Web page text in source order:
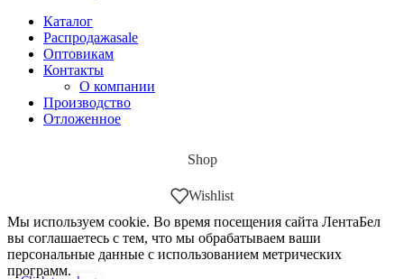
Каталог
Распродажаsale
Оптовикам
Контакты
О компании
Производство
Отложенное
Shop
Wishlist
Мы используем cookie. Во время посещения сайта ЛентаБел
вы соглашаетесь с тем, что мы обрабатываем ваши
персональные данные с использованием метрических
программ.